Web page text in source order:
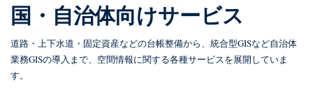
国・自治体向けサービス
道路・上下水道・固定資産などの台帳整備から、統合型GISなど自治体
業務GISの導入まで、空間情報に関する各種サービスを展開していま
す。